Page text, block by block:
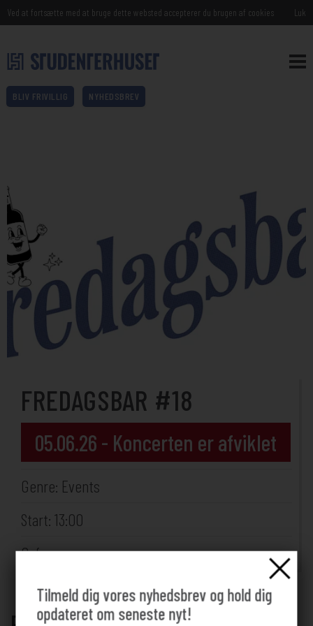
Ved at fortsætte med at bruge dette websted accepterer du brugen af cookies Luk
BLIV FRIVILLIG NYHEDSBREV
FREDAGSBAR #18
05.06.26 - Koncerten er afviklet
Genre: Events
Start: 13:00
Cafeen
Tilmeld dig vores nyhedsbrev og hold dig
opdateret om seneste nyt!